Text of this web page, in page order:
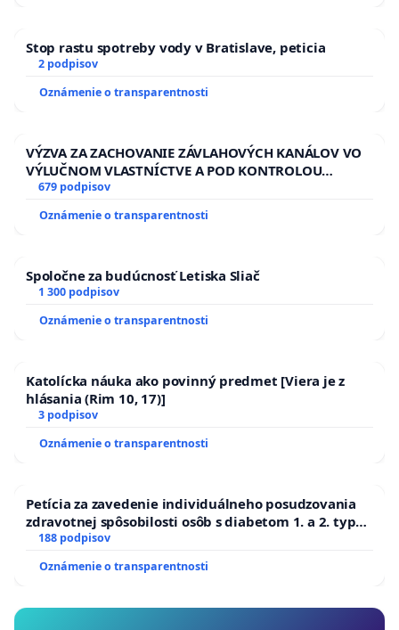
Stop rastu spotreby vody v Bratislave, peticia
2 podpisov
Oznámenie o transparentnosti
VÝZVA ZA ZACHOVANIE ZÁVLAHOVÝCH KANÁLOV VO
VÝLUČNOM VLASTNÍCTVE A POD KONTROLOU
SLOVENSKEJ REPUBLIKY & žiadosť na riešenie
zanedbaného stavu závlahových a odvodňovacích
kanálov na Slovensku
679 podpisov
Oznámenie o transparentnosti
Spoločne za budúcnosť Letiska Sliač
1 300 podpisov
Oznámenie o transparentnosti
Katolícka náuka ako povinný predmet [Viera je z
hlásania (Rim 10, 17)]
3 podpisov
Oznámenie o transparentnosti
Petícia za zavedenie individuálneho posudzovania
zdravotnej spôsobilosti osôb s diabetom 1. a 2. typu
pri prijímaní do Policajného zboru SR
188 podpisov
Oznámenie o transparentnosti